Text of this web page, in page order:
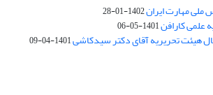
ملی مهارت ایران1402-01-28
علمی کارافن1401-05-06
هیئت تحریریه آقای دکتر سیدکاشی1401-04-09